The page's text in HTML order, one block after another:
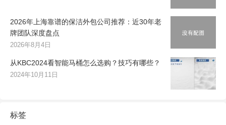
2026年上海靠谱的保洁外包公司推荐：近30年老
牌团队深度盘点
2026年8月4日
从KBC2024看智能马桶怎么选购？技巧有哪些？
2024年10月11日
标签